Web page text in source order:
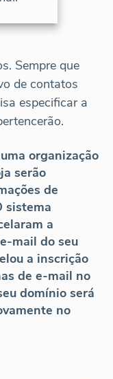
Sempre que
de contatos
especificar a
organização
serão
de
sistema
a
mail do seu
a inscrição
de e-mail no
domínio será
no